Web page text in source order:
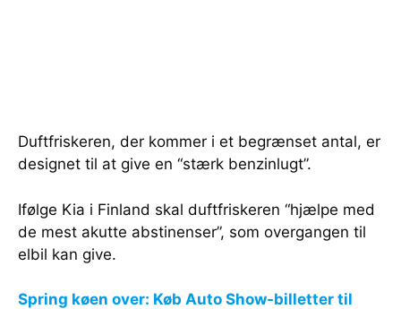
Duftfriskeren, der kommer i et begrænset antal, er
designet til at give en “stærk benzinlugt”.
Ifølge Kia i Finland skal duftfriskeren “hjælpe med
de mest akutte abstinenser”, som overgangen til
elbil kan give.
Spring køen over: Køb Auto Show-billetter til